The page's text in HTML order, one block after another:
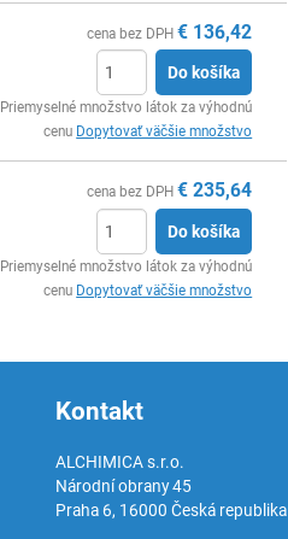
cena bez DPH € 136,42
Do košíka
Priemyselné množstvo látok za výhodnú
cenu Dopytovať väčšie množstvo
cena bez DPH € 235,64
Do košíka
Priemyselné množstvo látok za výhodnú
cenu Dopytovať väčšie množstvo
Kontakt
ALCHIMICA s.r.o.
Národní obrany 45
Praha 6, 16000 Česká republika